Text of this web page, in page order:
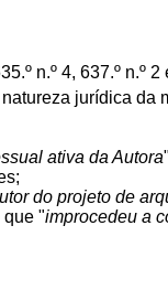
n.º 4, 637.º n.º 2
jurídica da
ativa da Autora"
do projeto de
que "improcedeu a